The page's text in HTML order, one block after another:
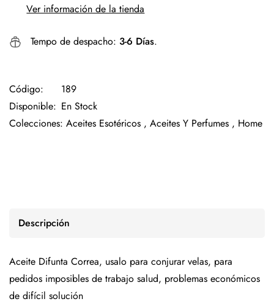
Ver información de la tienda
Tempo de despacho: 3-6 Días.
Código:
189
Disponible: En Stock
Colecciones: Aceites Esotéricos , Aceites Y Perfumes , Home
Descripción
Aceite Difunta Correa, usalo para conjurar velas, para
pedidos imposibles de trabajo salud, problemas económicos
de difícil solución